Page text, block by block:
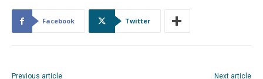
Facebook Twitter
Previous article Next article